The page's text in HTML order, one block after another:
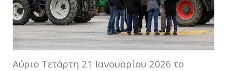
Αύριο Τετάρτη 21 Ιανουαρίου 2026 το